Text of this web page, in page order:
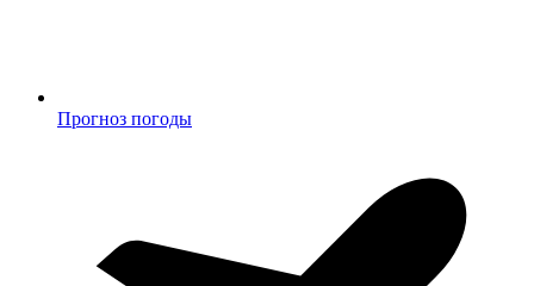
Прогноз погоды